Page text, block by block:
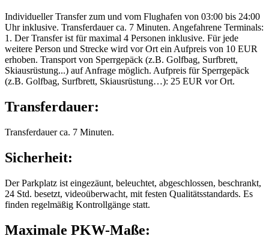
Individueller Transfer zum und vom Flughafen von 03:00 bis 24:00
Uhr inklusive. Transferdauer ca. 7 Minuten. Angefahrene Terminals:
1. Der Transfer ist für maximal 4 Personen inklusive. Für jede
weitere Person und Strecke wird vor Ort ein Aufpreis von 10 EUR
erhoben. Transport von Sperrgepäck (z.B. Golfbag, Surfbrett,
Skiausrüstung...) auf Anfrage möglich. Aufpreis für Sperrgepäck
(z.B. Golfbag, Surfbrett, Skiausrüstung…): 25 EUR vor Ort.
Transferdauer:
Transferdauer ca. 7 Minuten.
Sicherheit:
Der Parkplatz ist eingezäunt, beleuchtet, abgeschlossen, beschrankt,
24 Std. besetzt, videoüberwacht, mit festen Qualitätsstandards. Es
finden regelmäßig Kontrollgänge statt.
Maximale PKW-Maße: